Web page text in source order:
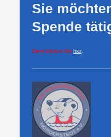
Sie
Spende
Dann klicken Sie hier.